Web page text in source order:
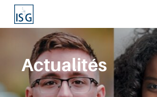
Actualités